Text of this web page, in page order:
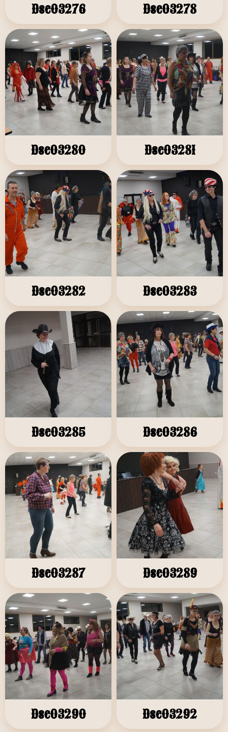
Dsc03276 Dsc03278
Dsc03280 Dsc03281
Dsc03282 Dsc03283
Dsc03285 Dsc03286
Dsc03287 Dsc03289
Dsc03290 Dsc03292